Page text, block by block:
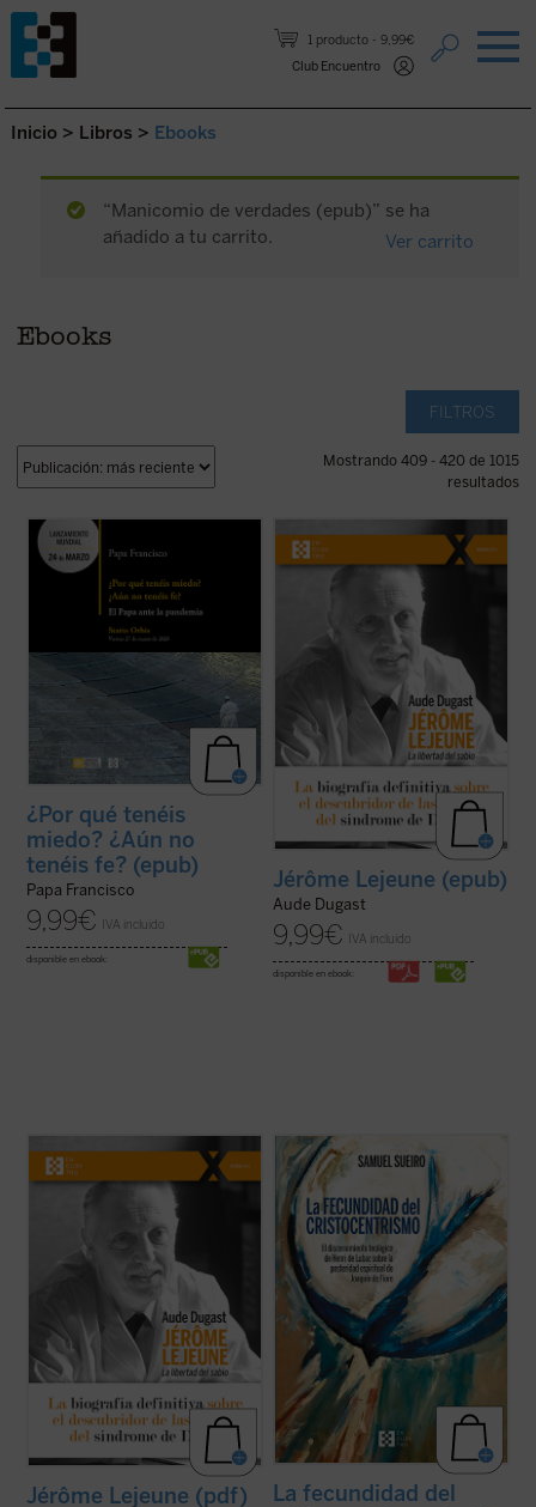
1 producto
9,99€
Club Encuentro
Saltar al contenido.
Inicio > Libros > Ebooks
“Manicomio de verdades (epub)” se ha
añadido a tu carrito.
Ver carrito
Ebooks
FILTROS
Mostrando 409 - 420 de 1015
resultados
La tarde del 27 de marzo de 2020, en
medio de una pandemia impredecible que
golpeaba a casi toda la humanidad, el Papa
Francisco convocó a la Iglesia, y en cierto
modo al mundo entero, a levantar los ojos
al Señor e implorar su ayuda y ...(ver ficha)
¿Por qué tenéis
miedo? ¿Aún no
tenéis fe? (epub)
Papa Francisco
9,99€ IVA incluido
disponible en ebook:
Pionero de la genética moderna,
deslumbrado por la belleza de cada vida
humana, el profesor Jérôme Lejeune ha
hecho historia al defender a los que no
tienen voz. Siguiendo su conciencia de
médico fiel al juramento hipocrático y
cristiano fiel ...
Jérôme Lejeune (epub)
Aude Dugast
9,99€ IVA incluido
disponible en ebook:
Pionero de la genética moderna,
deslumbrado por la belleza de cada vida
humana, el profesor Jérôme Lejeune ha
hecho historia al defender a los que no
tienen voz. Siguiendo su conciencia de
médico fiel al juramento hipocrático y
cristiano fiel ...
Jérôme Lejeune (pdf)
Antes que una cuestión relativa a la
teología de la historia o a la eclesiología, el
problema dogmático detectado por Henri
de Lubac enLa posteridad espiritual de
Joaquín de Fiorees de orden cristológico y
trinitario, o mejor, de ... (ver ficha)
La fecundidad del